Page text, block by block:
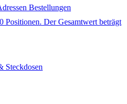
Bestellungen
Positionen. Der Gesamtwert beträgt
Steckdosen